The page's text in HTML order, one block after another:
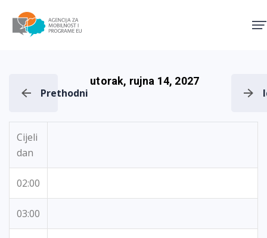
Prethodni
utorak, rujna 14, 2027
Cijeli
dan
02:00
03:00